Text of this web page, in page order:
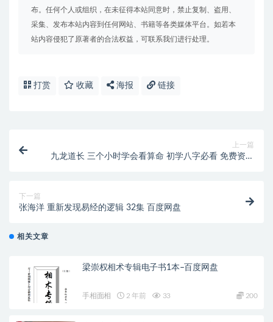
布。任何个人或组织，在未征得本站同意时，禁止复制、盗用、
采集、发布本站内容到任何网站、书籍等各类媒体平台。如若本
站内容侵犯了原著者的合法权益，可联系我们进行处理。
打赏 收藏 海报 链接
上一篇
九龙道长 三个小时学会看算命 初学八字必看 免费资源
下一篇
张海洋 重新发现易经的逻辑 32集 百度网盘
相关文章
梁崇权相术专辑电子书1本–百度网盘
手相面相 2 年前 33 200